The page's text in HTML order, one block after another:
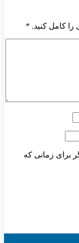
کامل کنید. *
برای زمانی که